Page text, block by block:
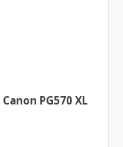
PG570 XL